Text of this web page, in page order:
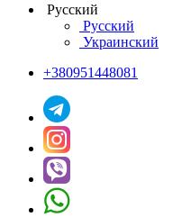
Русский
Русский
Украинский
+380951448081